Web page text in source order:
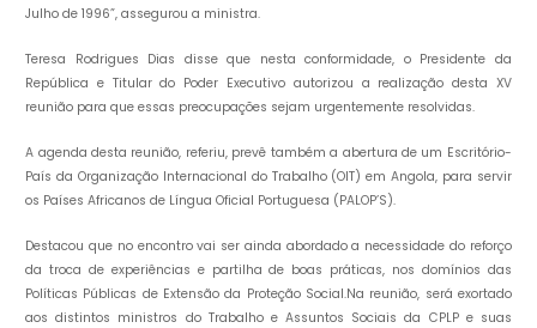
Julho de 1996”, assegurou a ministra.
Teresa Rodrigues Dias disse que nesta conformidade, o Presidente da
República e Titular do Poder Executivo autorizou a realização desta XV
reunião para que essas preocupações sejam urgentemente resolvidas.
A agenda desta reunião, referiu, prevê também a abertura de um Escritório-
País da Organização Internacional do Trabalho (OIT) em Angola, para servir
os Países Africanos de Língua Oficial Portuguesa (PALOP’S).
Destacou que no encontro vai ser ainda abordado a necessidade do reforço
da troca de experiências e partilha de boas práticas, nos domínios das
Políticas Públicas de Extensão da Proteção Social.Na reunião, será exortado
aos distintos ministros do Trabalho e Assuntos Sociais da CPLP e suas